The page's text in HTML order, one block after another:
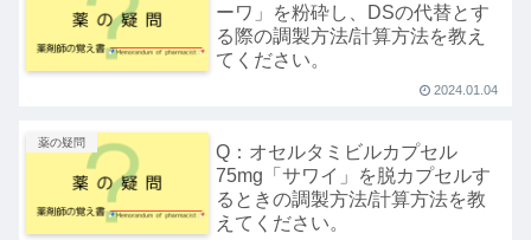
ーワ」を粉砕し、DSの代替とす
る際の調製方法/計算方法を教え
てください。
2024.01.04
薬の疑問
Q：オセルタミビルカプセル
75mg「サワイ」を脱カプセルす
るときの調製方法/計算方法を教
えてください。